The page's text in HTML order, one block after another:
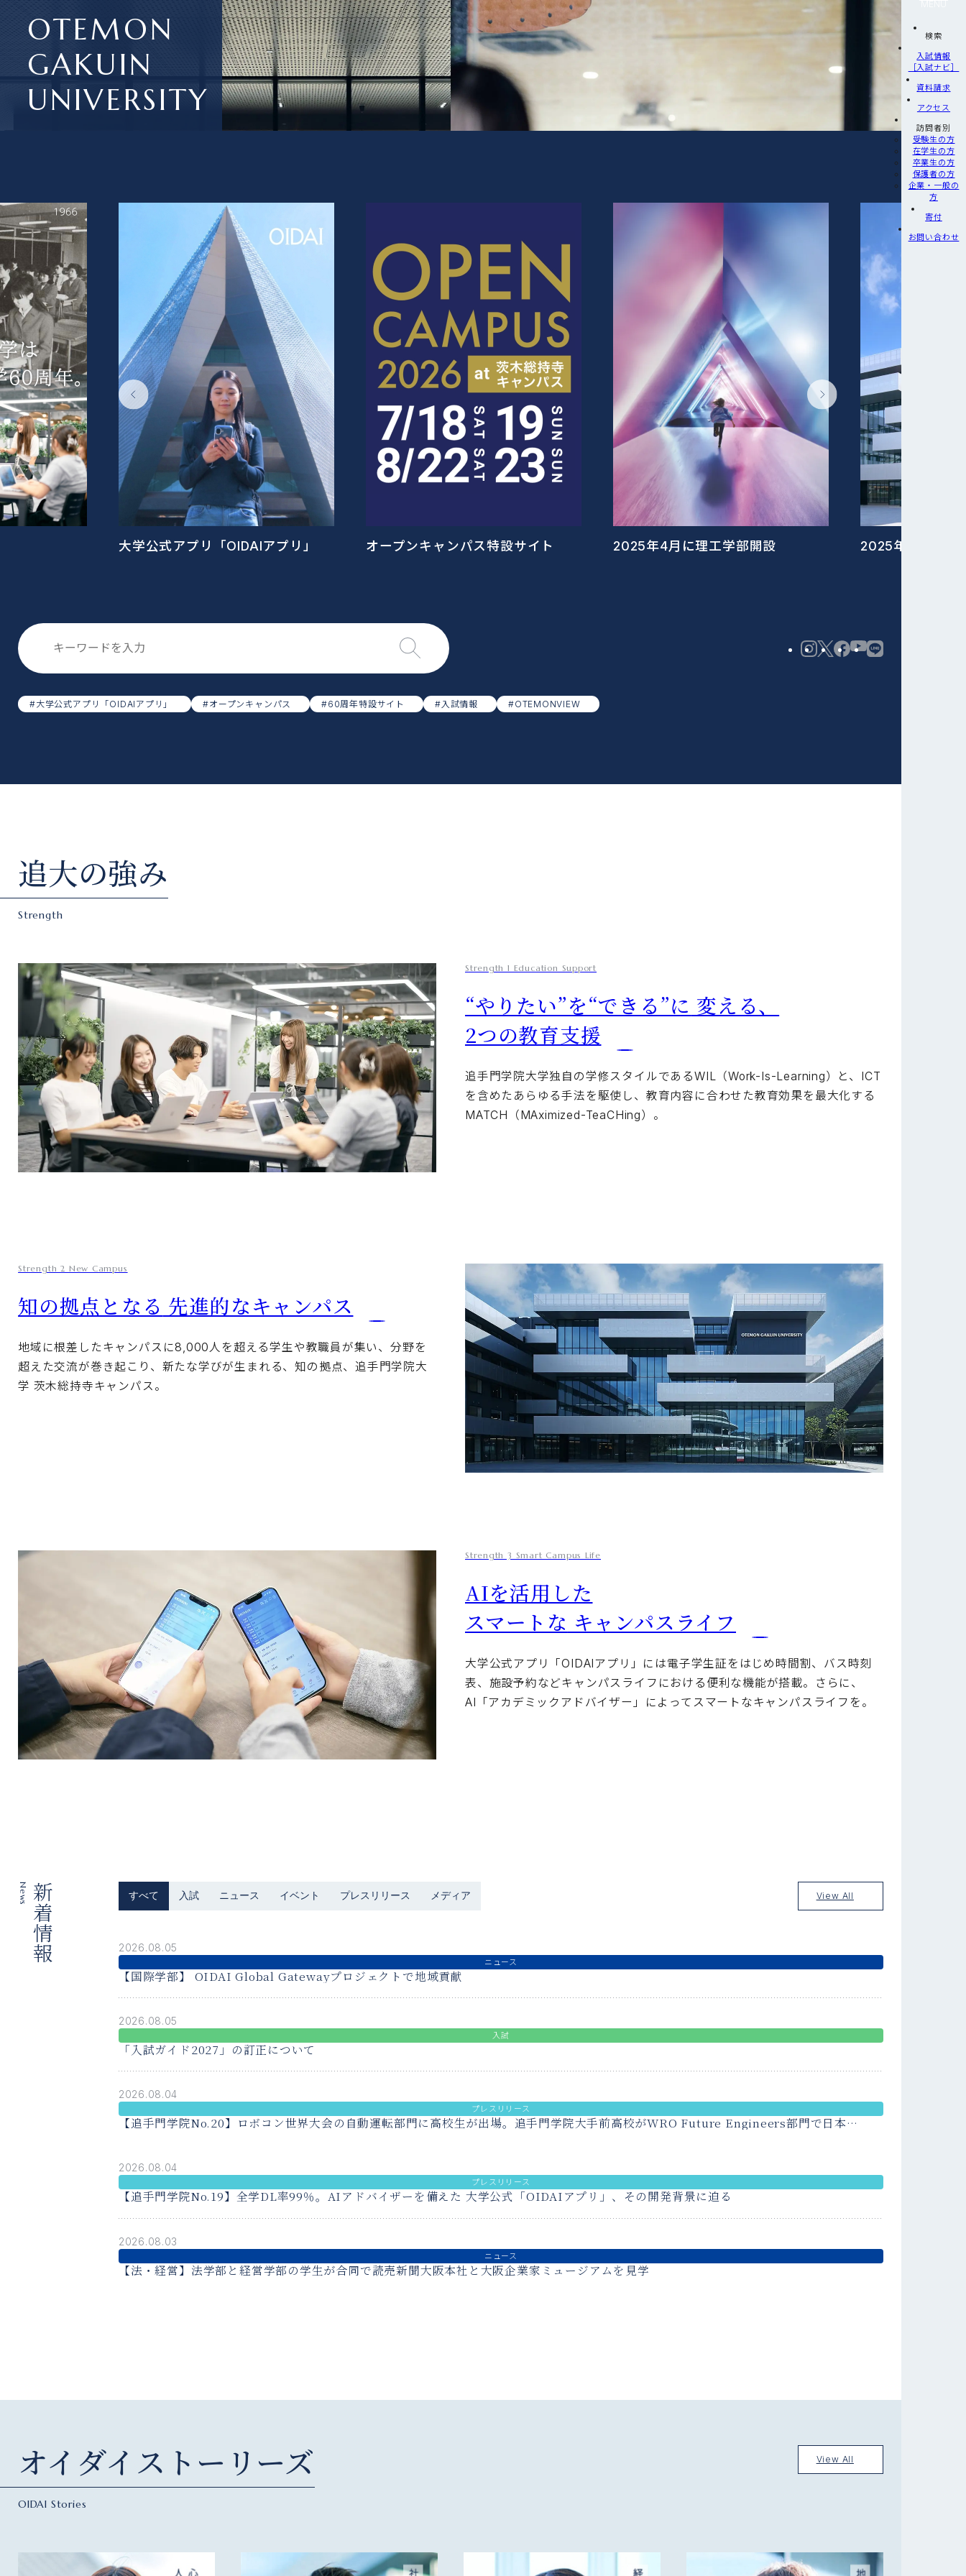
検索
入試情報
［入試ナビ］
資料請求
アクセス
訪問者別
受験生の方
在学生の方
卒業生の方
保護者の方
企業・一般の
方
寄付
お問い合わせ
…
OTEMON
GAKUIN
UNIVERSITY
What’s New追大のいまを知る
大学公式アプリ「OIDAIアプリ」 オープンキャンパス特設サイト 2025年4月に理工学部開設 2025年4月に新
検索キーワード入力
#大学公式アプリ「OIDAIアプリ」 #オープンキャンパス #60周年特設サイト #入試情報 #OTEMONVIEW
追大の強み
Strength
Strength 1 Education Support
“やりたい”を“できる”に 変える、
2つの教育支援
追手門学院大学独自の学修スタイルであるWIL（Work-Is-Learning）と、ICT
を含めたあらゆる手法を駆使し、教育内容に合わせた教育効果を最大化する
MATCH（MAximized-TeaCHing）。
Strength 2 New Campus
知の拠点となる 先進的なキャンパス
地域に根差したキャンパスに8,000人を超える学生や教職員が集い、分野を
超えた交流が巻き起こり、新たな学びが生まれる、知の拠点、追手門学院大
学 茨木総持寺キャンパス。
Strength 3 Smart Campus Life
AIを活用した
スマートな キャンパスライフ
大学公式アプリ「OIDAIアプリ」には電子学生証をはじめ時間割、バス時刻
表、施設予約などキャンパスライフにおける便利な機能が搭載。さらに、
AI「アカデミックアドバイザー」によってスマートなキャンパスライフを。
News 新着情報 すべて 入試 ニュース イベント プレスリリース メディア View All
2026.08.05
ニュース
【国際学部】 OIDAI Global Gatewayプロジェクトで地域貢献
2026.08.05
入試
「入試ガイド2027」の訂正について
2026.08.04
プレスリリース
【追手門学院No.20】ロボコン世界大会の自動運転部門に高校生が出場。追手門学院大手前高校がWRO Future Engineers部門で日本代
2026.08.04
プレスリリース
【追手門学院No.19】全学DL率99％。AIアドバイザーを備えた 大学公式「OIDAIアプリ」、その開発背景に迫る
2026.08.03
ニュース
【法・経営】法学部と経営学部の学生が合同で読売新聞大阪本社と大阪企業家ミュージアムを見学
オイダイストーリーズ
OIDAI Stories
View All